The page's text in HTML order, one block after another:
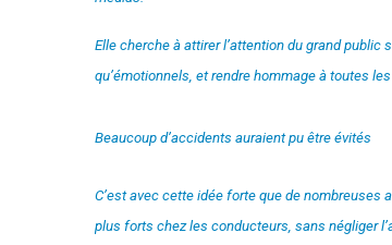
Elle cherche à attirer l’attention du grand
qu’émotionnels, et rendre hommage à toutes
Beaucoup d’accidents auraient pu être évités
C’est avec cette idée forte que de
plus forts chez les conducteurs, sans négliger